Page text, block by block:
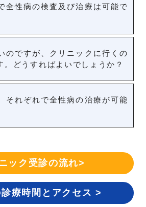
全性病の検査及び治療は可能で
のですが、クリニックに行くの
。どうすればよいでしょうか？
それぞれで全性病の治療が可能
ック受診の流れ>
療時間とアクセス >